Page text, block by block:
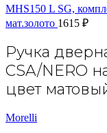
MHS150 L SG,
мат.золото 1615 ₽
Ручка
CSA/NERO
цвет
Morelli